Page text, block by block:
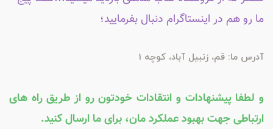
ما رو هم در اینستاگرام دنبال بفرمایید؛
آدرس ما: قم، زنبیل آباد، کوچه 1
و لطفا پیشنهادات و انتقادات خودتون رو از طریق راه های
ارتباطی جهت بهبود عملکرد مان، برای ما ارسال کنید.